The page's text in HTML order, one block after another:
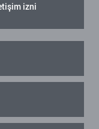
izni